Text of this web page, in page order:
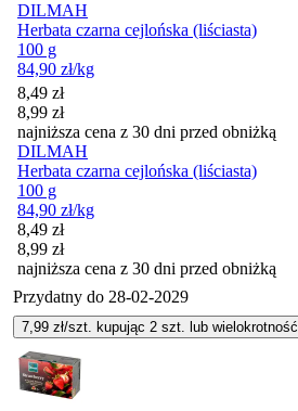
DILMAH
Herbata czarna cejlońska (liściasta)
100 g
84,90 zł/kg
Cena promocyjna
8,49 zł
8,99 zł
najniższa cena z 30 dni przed obniżką
DILMAH
Herbata czarna cejlońska (liściasta)
100 g
84,90 zł/kg
Cena promocyjna
8,49 zł
8,99 zł
najniższa cena z 30 dni przed obniżką
Przydatny do 28-02-2029
7,99 zł/szt. kupując 2 szt. lub wielokrotność